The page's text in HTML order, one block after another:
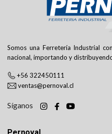
Somos una Ferretería Industrial
nacional, importando y
+56 322450111
ventas@pernoval.cl
Síganos
Pernoval